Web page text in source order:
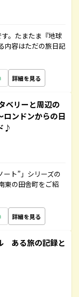
。たまたま『地球
内容はただの旅日記
詳細を見る
ベリーと周辺の
ロンドンからの日
♪
ート”」シリーズの
東の田舎町をご紹
詳細を見る
ある旅の記録と